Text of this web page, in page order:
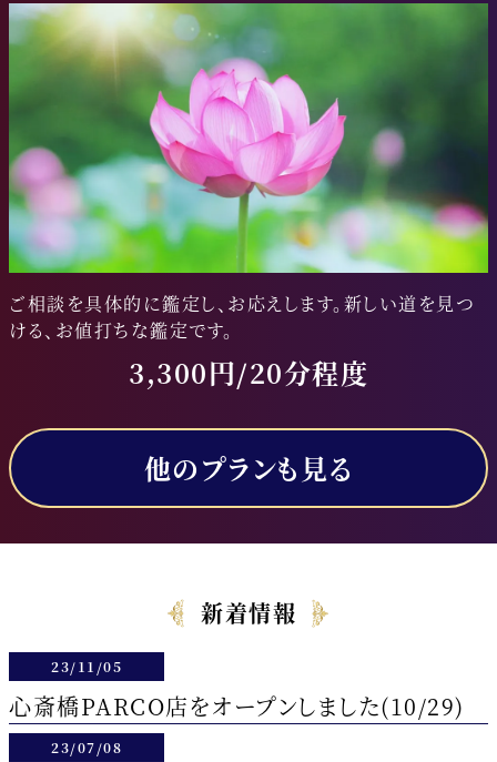
ご相談を具体的に鑑定し、お応えします。新しい道を見つ
ける、お値打ちな鑑定です。
3,300円/20分程度
他のプランも見る
新着情報
23/11/05
心斎橋PARCO店をオープンしました(10/29)
23/07/08